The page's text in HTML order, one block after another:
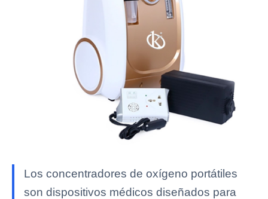
Los concentradores de oxígeno portátiles
son dispositivos médicos diseñados para